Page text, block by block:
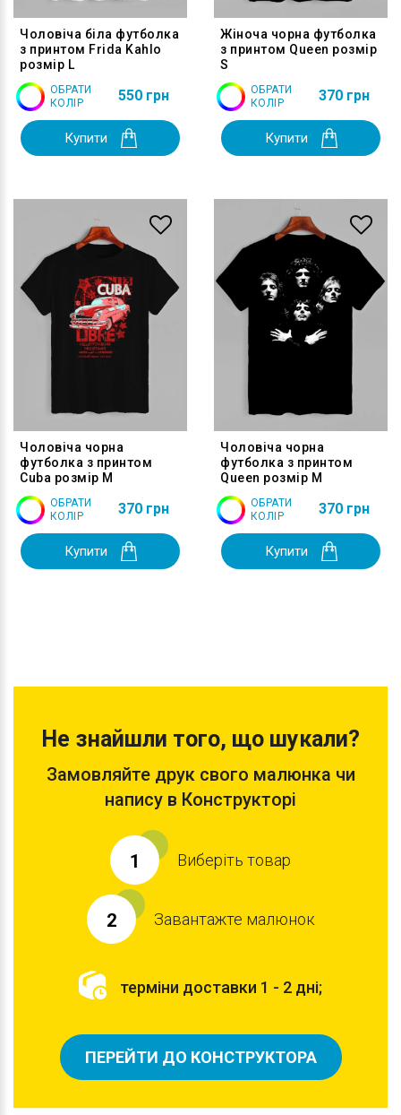
Чоловіча біла футболка
з принтом Frida Kahlo
розмір L
ОБРАТИ
КОЛІР
550 грн
Купити
Жіноча чорна футболка
з принтом Queen розмір
S
ОБРАТИ
КОЛІР
370 грн
Купити
Чоловіча чорна
футболка з принтом
Cuba розмір M
ОБРАТИ
КОЛІР
370 грн
Купити
Чоловіча чорна
футболка з принтом
Queen розмір M
ОБРАТИ
КОЛІР
370 грн
Купити
Не знайшли того, що шукали?
Замовляйте друк свого малюнка чи
напису в Конструкторі
1 Виберіть товар
2 Завантажте малюнок
терміни доставки 1 - 2 дні;
ПЕРЕЙТИ ДО КОНСТРУКТОРА